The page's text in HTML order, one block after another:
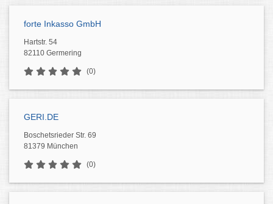
forte Inkasso GmbH
Hartstr. 54
82110 Germering
(0)
GERI.DE
Boschetsrieder Str. 69
81379 München
(0)